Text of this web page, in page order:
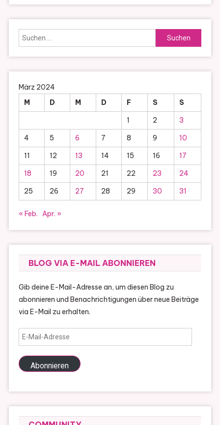
Suchen
nach:
März 2024
M
D M D F S
S
1
2
3
4
5 6 7 8 9
10
11
12 13 14 15 16
17
18
19 20 21 22 23
24
25
26 27 28 29 30 31
« Feb. Apr. »
BLOG VIA E-MAIL ABONNIEREN
Gib deine E-Mail-Adresse an, um diesen Blog zu
abonnieren und Benachrichtigungen über neue Beiträge
via E-Mail zu erhalten.
E-
Mail-
Adresse
Abonnieren